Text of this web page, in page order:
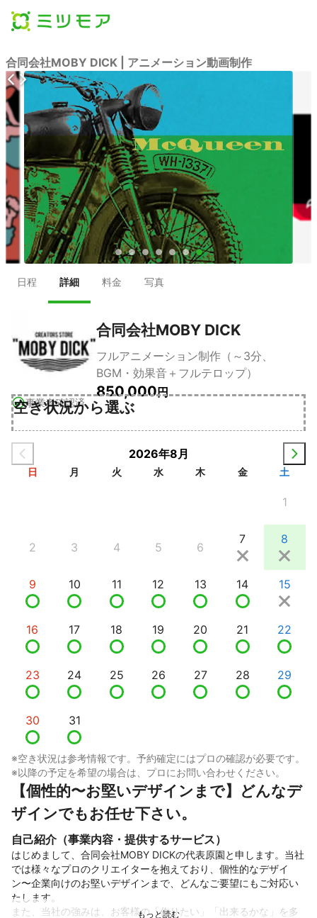
合同会社MOBY DICK | アニメーション動画制作
● ● ● ● ● ● ●
日程 詳細 料金 写真
事業者確認済
合同会社MOBY DICK
フルアニメーション制作（～3分、
BGM・効果音＋フルテロップ）
850,000円
空き状況から選ぶ
2026年8月
日 月 火 水 木 金 土
1
2 3 4 5 6
7 8
9 10 11 12 13 14 15
16 17 18 19 20 21 22
23 24 25 26 27 28 29
30 31
※空き状況は参考情報です。予約確定にはプロの確認が必要です。
※以降の予定を希望の場合は、プロにお問い合わせください。
【個性的〜お堅いデザインまで】どんなデ
ザインでもお任せ下さい。
自己紹介（事業内容・提供するサービス）
はじめまして、合同会社MOBY DICKの代表原園と申します。当社
では様々なプロのクリエイターを抱えており、個性的なデザイ
ン〜企業向けのお堅いデザインまで、どんなご要望にもご対応い
たします。
また、当社の強みは、お客様の「作りたい」「出来るかな」を多